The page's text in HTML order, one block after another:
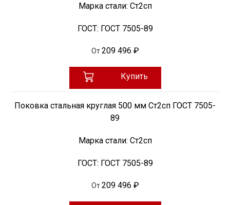
Марка стали: Ст2сп
ГОСТ: ГОСТ 7505-89
От 209 496 ₽
Купить
Поковка стальная круглая 500 мм Ст2сп ГОСТ 7505-
89
Марка стали: Ст2сп
ГОСТ: ГОСТ 7505-89
От 209 496 ₽